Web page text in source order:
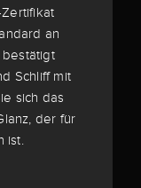
an
bestätigt
Schliff mit
sich das
der für
ist.